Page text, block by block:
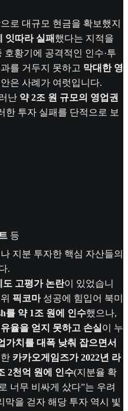
로 대규모 현금을 확보했지
잇따라 실패 했다는 지적을
호황기에 공격적인 인수·투
를 거두지 못하고 막대한 영
은 사례가 여럿입니다.
난 약 2조 원 규모의 영업권
한 투자 실패를 단적으로 보
등
지분 투자한 핵심 자산들의
.
도 고평가 논란이 있었습니
픽코마성공에 힘입어 북미
를 약 1조 원에 인수했으나,
율을 얻지 못하고 손실 이 누
가치를 대폭 낮춰 잡으면서
카카오게임즈가 2022년 라
2천억 원에 인수(지분율 확
너무 비싸게 샀다”는 우려
막을 걷자 해당 투자 역시 빛